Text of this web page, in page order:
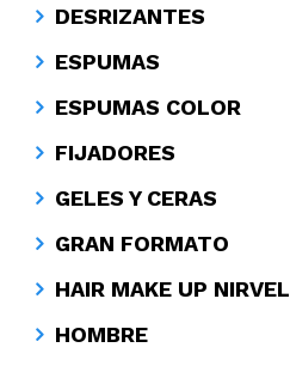
DESRIZANTES
ESPUMAS
ESPUMAS COLOR
FIJADORES
GELES Y CERAS
GRAN FORMATO
HAIR MAKE UP NIRVEL
HOMBRE